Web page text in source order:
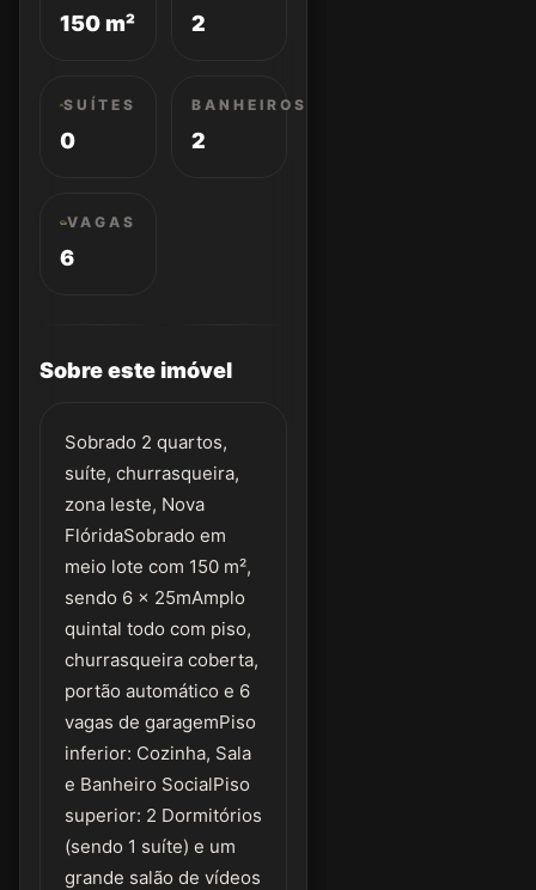
150 m² 2
SUÍTES
0
BANHEIROS
2
VAGAS
6
Sobre este imóvel
Sobrado 2 quartos,
suíte, churrasqueira,
zona leste, Nova
FlóridaSobrado em
meio lote com 150 m²,
sendo 6 x 25mAmplo
quintal todo com piso,
churrasqueira coberta,
portão automático e 6
vagas de garagemPiso
inferior: Cozinha, Sala
e Banheiro SocialPiso
superior: 2 Dormitórios
(sendo 1 suíte) e um
grande salão de vídeos